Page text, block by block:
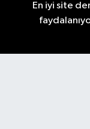
Ankara Nöbetçi
En iyi site